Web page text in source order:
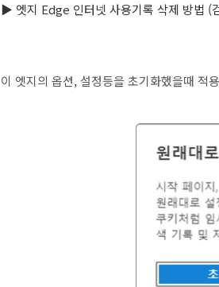
▶ 엣지 Edge 인터넷 사용기록 삭제 방법 (
이 엣지의 옵션, 설정등을 초기화했을때 적